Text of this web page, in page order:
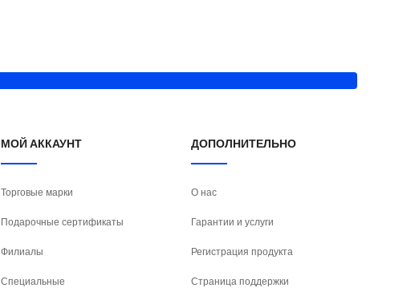
МОЙ АККАУНТ
Торговые марки
Подарочные сертификаты
Филиалы
Специальные
ДОПОЛНИТЕЛЬНО
О нас
Гарантии и услуги
Регистрация продукта
Страница поддержки